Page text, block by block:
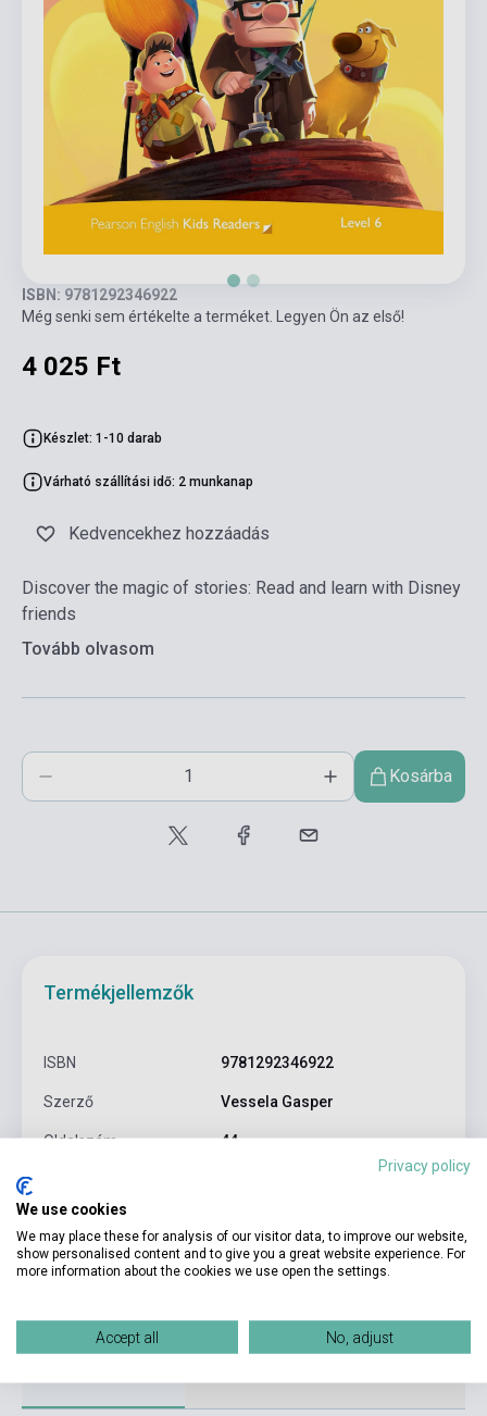
ISBN: 9781292346922
Még senki sem értékelte a terméket. Legyen Ön az első!
4 025 Ft
Készlet: 1-10 darab
Várható szállítási idő: 2 munkanap
Kedvencekhez hozzáadás
Discover the magic of stories: Read and learn with Disney
friends
Tovább olvasom
Kosárba
Termékjellemzők
ISBN 9781292346922
Szerző Vessela Gasper
Oldalszám 44
Kiadó
Kiadási év 2020
Privacy policy
We use cookies
We may place these for analysis of our visitor data, to improve our website,
show personalised content and to give you a great website experience. For
more information about the cookies we use open the settings.
Accept all No, adjust